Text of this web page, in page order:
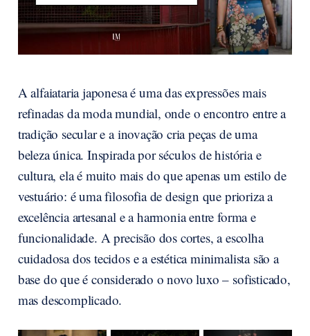
A alfaiataria japonesa é uma das expressões mais
refinadas da moda mundial, onde o encontro entre a
tradição secular e a inovação cria peças de uma
beleza única. Inspirada por séculos de história e
cultura, ela é muito mais do que apenas um estilo de
vestuário: é uma filosofia de design que prioriza a
excelência artesanal e a harmonia entre forma e
funcionalidade. A precisão dos cortes, a escolha
cuidadosa dos tecidos e a estética minimalista são a
base do que é considerado o novo luxo – sofisticado,
mas descomplicado.